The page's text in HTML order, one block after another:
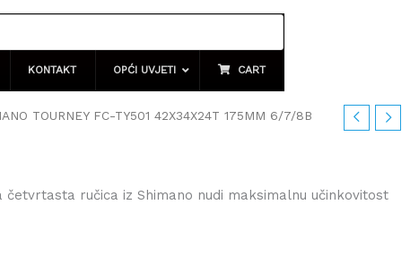
KONTAKT OPĆI UVJETI CART
TOURNEY FC-TY501 42X34X24T 175MM 6/7/8B
četvrtasta ručica iz Shimano nudi maksimalnu učinkovitost